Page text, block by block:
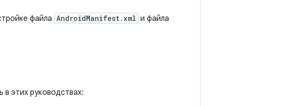
файла AndroidManifest.xml и файла
этих руководствах: